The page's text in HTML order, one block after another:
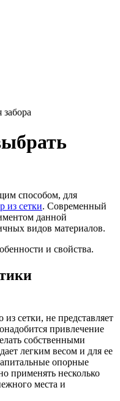
способом, для
из сетки. Современный
данной
видов материалов.
и свойства.
сетки, не представляет
привлечение
собственными
легким весом и для ее
опорные
применять несколько
места и